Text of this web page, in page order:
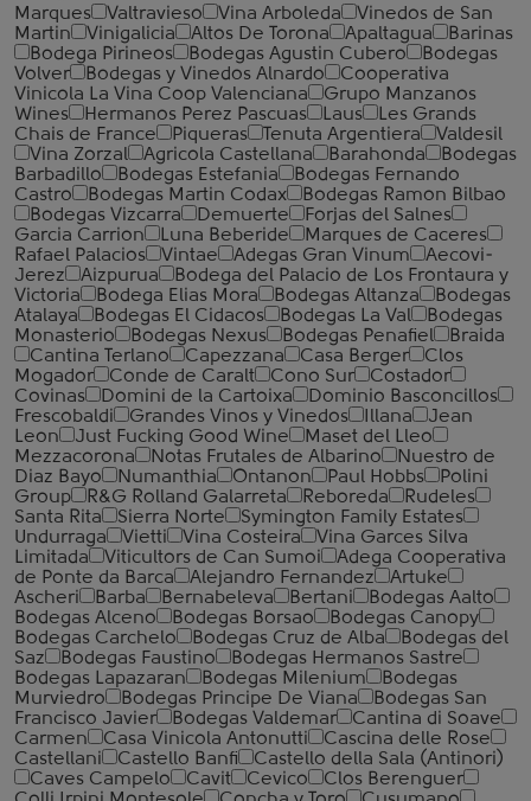
Marques
Valtravieso Vina Arboleda
Vinedos de San
Martin
Vinigalicia Altos De Torona Apaltagua
Barinas
Bodega Pirineos
Bodegas Agustin Cubero
Bodegas
Volver
Bodegas y Vinedos Alnardo
Cooperativa
Vinicola La Vina Coop Valenciana
Grupo Manzanos
Wines
Hermanos Perez Pascuas Laus
Les Grands
Chais de France
Piqueras Tenuta Argentiera
Valdesil
Vina Zorzal
Agricola Castellana Barahonda
Bodegas
Barbadillo
Bodegas Estefania
Bodegas Fernando
Castro
Bodegas Martin Codax
Bodegas Ramon Bilbao
Bodegas Vizcarra
Demuerte
Forjas del Salnes
Garcia Carrion
Luna Beberide
Marques de Caceres
Rafael Palacios
Vintae Adegas Gran Vinum
Aecovi-
Jerez
Aizpurua
Bodega del Palacio de Los Frontaura y
Victoria
Bodega Elias Mora Bodegas Altanza
Bodegas
Atalaya
Bodegas El Cidacos Bodegas La Val
Bodegas
Monasterio
Bodegas Nexus Bodegas Penafiel
Braida
Cantina Terlano
Capezzana Casa Berger
Clos
Mogador
Conde de Caralt Cono Sur
Costador
Covinas
Domini de la Cartoixa
Dominio Basconcillos
Frescobaldi
Grandes Vinos y Vinedos Illana
Jean
Leon
Just Fucking Good Wine
Maset del Lleo
Mezzacorona
Notas Frutales de Albarino
Nuestro de
Diaz Bayo
Numanthia Ontanon Paul Hobbs
Polini
Group
R&G Rolland Galarreta Reboreda
Rudeles
Santa Rita
Sierra Norte
Symington Family Estates
Undurraga
Vietti Vina Costeira
Vina Garces Silva
Limitada
Viticultors de Can Sumoi
Adega Cooperativa
de Ponte da Barca
Alejandro Fernandez
Artuke
Ascheri
Barba Bernabeleva Bertani
Bodegas Aalto
Bodegas Alceno
Bodegas Borsao
Bodegas Canopy
Bodegas Carchelo
Bodegas Cruz de Alba
Bodegas del
Saz
Bodegas Faustino
Bodegas Hermanos Sastre
Bodegas Lapazaran
Bodegas Milenium
Bodegas
Murviedro
Bodegas Principe De Viana
Bodegas San
Francisco Javier
Bodegas Valdemar
Cantina di Soave
Carmen
Casa Vinicola Antonutti
Cascina delle Rose
Castellani
Castello Banfi
Castello della Sala (Antinori)
Caves Campelo
Cavit Cevico
Clos Berenguer